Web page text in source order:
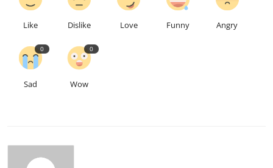
Like Dislike Love Funny Angry
0
Sad
0
Wow